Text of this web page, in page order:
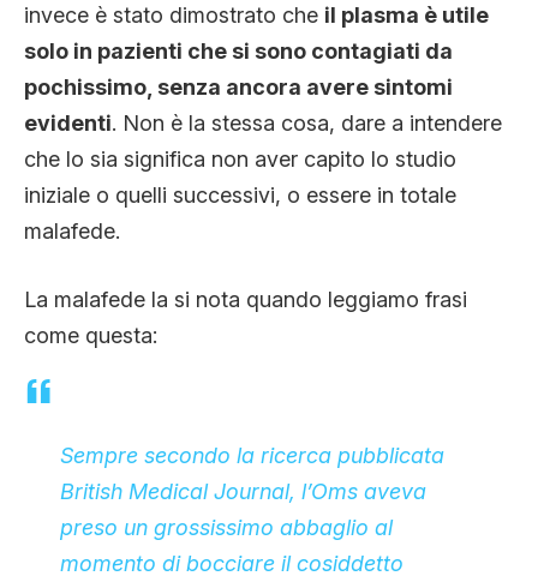
invece è stato dimostrato che il plasma è utile
solo in pazienti che si sono contagiati da
pochissimo, senza ancora avere sintomi
evidenti. Non è la stessa cosa, dare a intendere
che lo sia significa non aver capito lo studio
iniziale o quelli successivi, o essere in totale
malafede.
La malafede la si nota quando leggiamo frasi
come questa:
Sempre secondo la ricerca pubblicata
British Medical Journal, l’Oms aveva
preso un grossissimo abbaglio al
momento di bocciare il cosiddetto